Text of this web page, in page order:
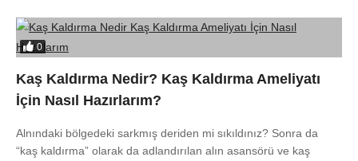
0
Kaş Kaldırma Nedir? Kaş Kaldırma Ameliyatı
İçin Nasıl Hazırlarım?
Alnındaki bölgedeki sarkmış deriden mi sıkıldınız? Sonra da
“kaş kaldırma” olarak da adlandırılan alın asansörü ve kaş